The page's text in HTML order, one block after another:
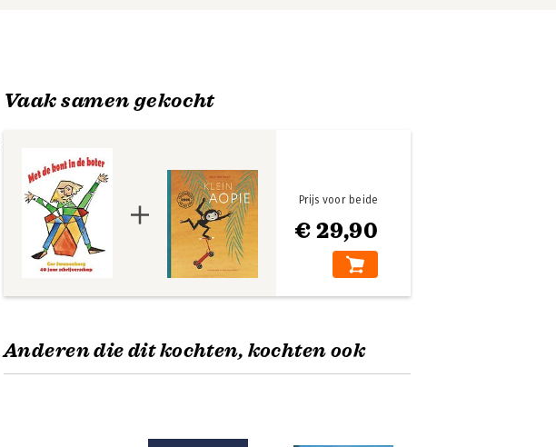
Vaak samen gekocht
€ 29,90
Prijs voor beide
Anderen die dit kochten, kochten ook